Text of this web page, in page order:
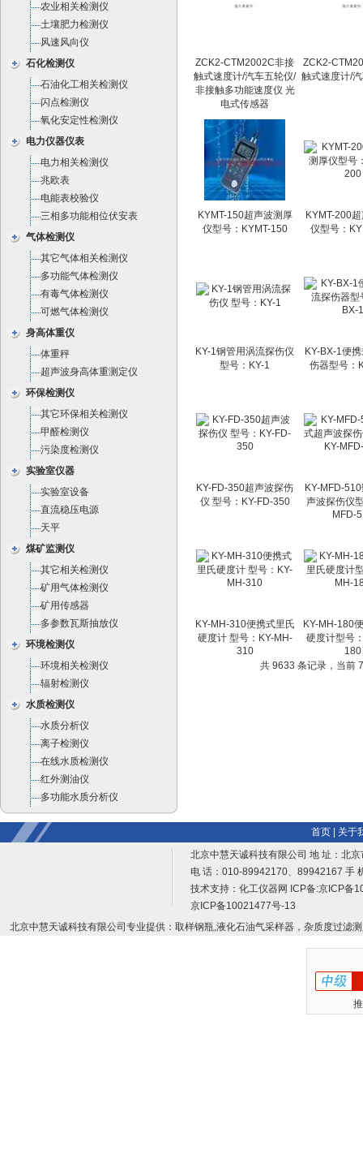
农业相关检测仪
土壤肥力检测仪
风速风向仪
石化检测仪
石油化工相关检测仪
闪点检测仪
氧化安定性检测仪
电力仪器仪表
电力相关检测仪
兆欧表
电能表校验仪
三相多功能相位伏安表
气体检测仪
其它气体相关检测仪
多功能气体检测仪
有毒气体检测仪
可燃气体检测仪
身高体重仪
体重秤
超声波身高体重测定仪
环保检测仪
其它环保相关检测仪
甲醛检测仪
污染度检测仪
实验室仪器
实验室设备
直流稳压电源
天平
煤矿监测仪
其它相关检测仪
矿用气体检测仪
矿用传感器
多参数瓦斯抽放仪
环境检测仪
环境相关检测仪
辐射检测仪
水质检测仪
水质分析仪
离子检测仪
在线水质检测仪
红外测油仪
多功能水质分析仪
ZCK2-CTM2002C非接
触式速度计/汽车五轮仪/
非接触多功能速度仪 光
电式传感器
ZCK2-
触式速度计/
KYMT-150超声波测厚
仪型号：KYMT-150
KYMT-200
仪型号：
KY-1钢管用涡流探伤仪
型号：KY-1
KY-BX-1便
伤器型号：
KY-FD-350超声波探伤
仪 型号：KY-FD-350
KY-MFD-
声波探伤仪
MFD-
KY-MH-310便携式里氏
硬度计 型号：KY-MH-
310
KY-MH-180
硬度计型号
180
共 9633 条记录，当前
首页|
关于
北京中慧天诚科技有限公司 地 址：北
电 话：010-89942170、89942167 手
技术支持： 化工仪器网 ICP备:京ICP备
京ICP备10021477号-13
北京中慧天诚科技有限公司专业提供：取样钢瓶,液化石油气采样器，杂质度过滤